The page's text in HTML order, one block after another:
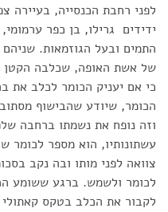
לפני רחבת הכנסייה, בעיירה
ידידים גרילו, בן כפר
התמים ובעל הגוזמאות.
של אשת האופה, שכלבה
כי אם יעניק הכומר לכלב את
הכומר, שיודע שהבישוף
וזה נופח את נשמתו ברחבה
עשתונותיו, הוא מספר לכומר
צוואה לפני מותו ובה נקב
לכומר ולשמש. ברגע ששומע
לקבור את הכלב בטקס